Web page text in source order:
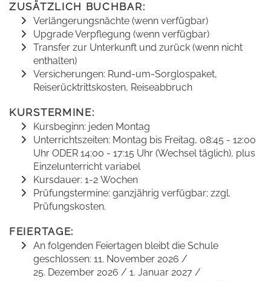
ZUSÄTZLICH BUCHBAR:
Verlängerungsnächte (wenn verfügbar)
Upgrade Verpflegung (wenn verfügbar)
Transfer zur Unterkunft und zurück (wenn nicht
enthalten)
Versicherungen: Rund-um-Sorglospaket,
Reiserücktrittskosten, Reiseabbruch
KURSTERMINE:
Kursbeginn: jeden Montag
Unterrichtszeiten: Montag bis Freitag, 08:45 - 12:00
Uhr ODER 14:00 - 17:15 Uhr (Wechsel täglich), plus
Einzelunterricht variabel
Kursdauer: 1-2 Wochen
Prüfungstermine: ganzjährig verfügbar; zzgl.
Prüfungskosten.
FEIERTAGE:
An folgenden Feiertagen bleibt die Schule
geschlossen: 11. November 2026 /
25. Dezember 2026 / 1. Januar 2027 /